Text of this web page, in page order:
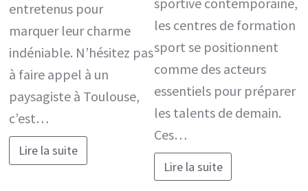
entretenus pour
marquer leur charme
indéniable. N’hésitez pas
à faire appel à un
paysagiste à Toulouse,
c’est…
Lire la suite
les centres de formation
sport se positionnent
comme des acteurs
essentiels pour préparer
les talents de demain.
Ces…
Lire la suite